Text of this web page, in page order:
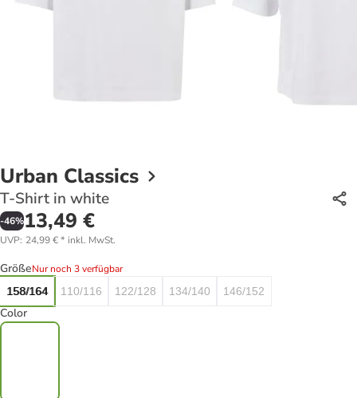
Urban Classics
T-Shirt in white
-46%13,49 €
UVP: 24,99 €* inkl. MwSt.
GrößeNur noch 3 verfügbar
158/164
110/116 122/128 134/140 146/152
Color